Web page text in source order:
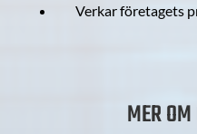
Verkar företagets
MER